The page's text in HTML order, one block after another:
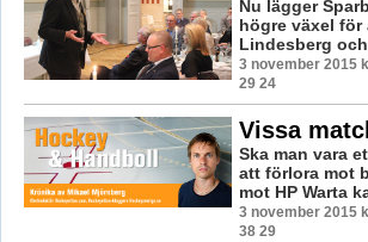
Nu lägger
högre växel
Lindesberg
3 november 2015
29 24
Vissa
Ska man vara
att förlora mot
mot HP Warta
3 november 2015
38 29